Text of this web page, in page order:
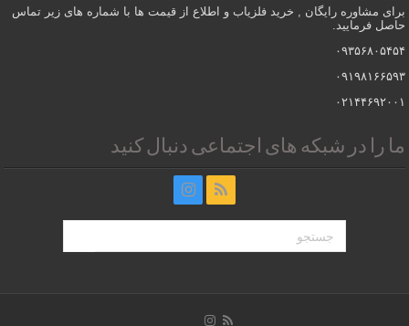
برای مشاوره رایگان , خرید فلزیاب و اطلاع از قیمت ها با شماره های زیر تماس
حاصل فرمایید.
۰۹۳۵۶۸۰۵۴۵۴
۰۹۱۹۸۱۶۶۵۹۳
۰۲۱۴۴۶۹۲۰۰۱
ما را در شبکه های اجتماعی دنبال کنید